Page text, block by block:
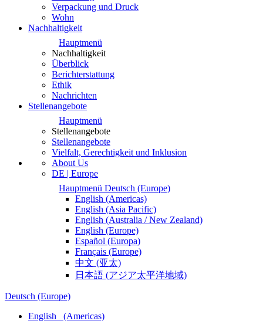
Verpackung und Druck
Wohn
Nachhaltigkeit
Hauptmenü
Nachhaltigkeit
Überblick
Berichterstattung
Ethik
Nachrichten
Stellenangebote
Hauptmenü
Stellenangebote
Stellenangebote
Vielfalt, Gerechtigkeit und Inklusion
About Us
DE | Europe
Hauptmenü Deutsch (Europe)
English (Americas)
English (Asia Pacific)
English (Australia / New Zealand)
English (Europe)
Español (Europa)
Français (Europe)
中文 (亚太)
日本語 (アジア太平洋地域)
Deutsch (Europe)
English
(Americas)